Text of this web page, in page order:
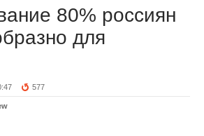
80% россиян
для
577